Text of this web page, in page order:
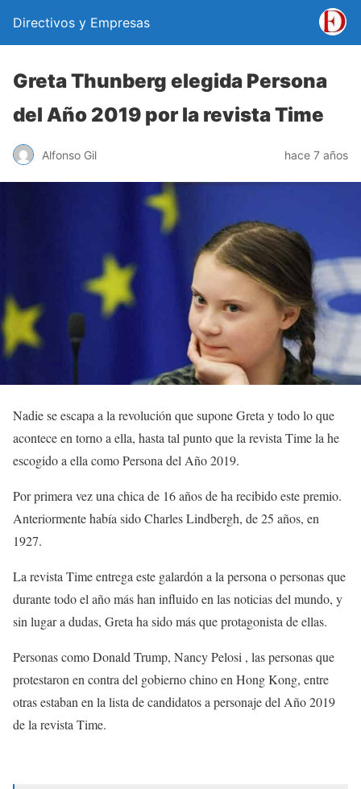
Directivos y Empresas
Greta Thunberg elegida Persona
del Año 2019 por la revista Time
Alfonso Gil hace 7 años
Nadie se escapa a la revolución que supone Greta y todo lo que
acontece en torno a ella, hasta tal punto que la revista Time la he
escogido a ella como Persona del Año 2019.
Por primera vez una chica de 16 años de ha recibido este premio.
Anteriormente había sido Charles Lindbergh, de 25 años, en
1927.
La revista Time entrega este galardón a la persona o personas que
durante todo el año más han influido en las noticias del mundo, y
sin lugar a dudas, Greta ha sido más que protagonista de ellas.
Personas como Donald Trump, Nancy Pelosi , las personas que
protestaron en contra del gobierno chino en Hong Kong, entre
otras estaban en la lista de candidatos a personaje del Año 2019
de la revista Time.